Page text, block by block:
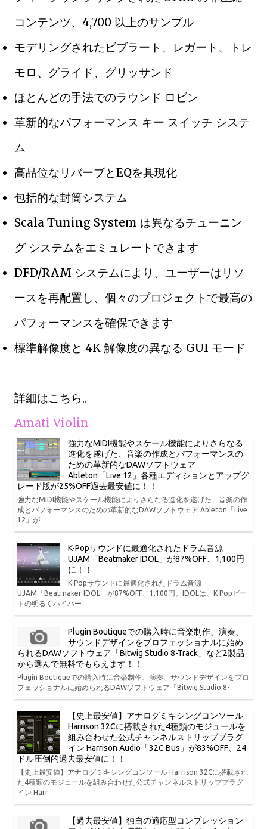
コンテンツ、4,700 以上のサンプル
モデリングされたビブラート、レガート、トレ
モロ、グライド、グリッサンド
ほとんどの手法でのラウンド ロビン
革新的なパフォーマンス キー スイッチ システ
ム
高品位なリバーブとEQを具現化
包括的な封筒システム
Scala Tuning System は異なるチューニン
グ システムをエミュレートできます
DFD/RAM システムにより、ユーザーはリソ
ースを再配置し、個々のプロジェクトで最高の
パフォーマンスを確保できます
標準解像度と 4K 解像度の異なる GUI モード
詳細はこちら。
Amati Violin
強力なMIDI機能やスケール機能によりさらなる
進化を遂げた、音楽の作成とパフォーマンスの
ための革新的なDAWソフトウェア
Ableton「Live 12」各種エディションとアップグ
レード版が25%OFF過去最安値に！！
強力なMIDI機能やスケール機能によりさらなる進化を遂げた、音楽の作
成とパフォーマンスのための革新的なDAWソフトウェア Ableton「Live
12」が
K-Popサウンドに最適化されたドラム音源
UJAM「Beatmaker IDOL」が87%OFF、1,100円
に！！
K-Popサウンドに最適化されたドラム音源
UJAM「Beatmaker IDOL」が87%OFF、1,100円。IDOLは、K-Popビー
トの明るくハイパー
Plugin Boutiqueでの購入時に音楽制作、演奏、
サウンドデザインをプロフェッショナルに始め
られるDAWソフトウェア「Bitwig Studio 8-Track」など2製品
から選んで無料でもらえます！！
Plugin Boutiqueでの購入時に音楽制作、演奏、サウンドデザインをプロ
フェッショナルに始められるDAWソフトウェア「Bitwig Studio 8-
【史上最安値】アナログミキシングコンソール
Harrison 32Cに搭載された4種類のモジュールを
組み合わせた公式チャンネルストリッププラグ
イン Harrison Audio「32C Bus」が83%OFF、24
ドル圧倒的過去最安値に！！
【史上最安値】アナログミキシングコンソール Harrison 32Cに搭載され
た4種類のモジュールを組み合わせた公式チャンネルストリッププラグ
イン Harr
【過去最安値】独自の適応型コンプレッション